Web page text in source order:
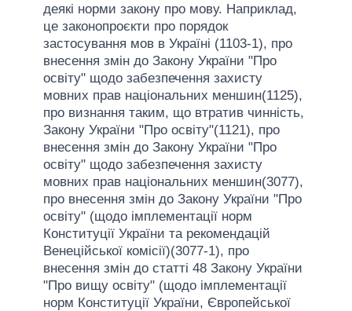
деякі норми закону про мову. Наприклад,
це законопроєкти про порядок
застосування мов в Україні (1103-1), про
внесення змін до Закону України "Про
освіту" щодо забезпечення захисту
мовних прав національних меншин(1125),
про визнання таким, що втратив чинність,
Закону України "Про освіту"(1121), про
внесення змін до Закону України "Про
освіту" щодо забезпечення захисту
мовних прав національних меншин(3077),
про внесення змін до Закону України "Про
освіту" (щодо імплементації норм
Конституції України та рекомендацій
Венеційської комісії)(3077-1), про
внесення змін до статті 48 Закону України
"Про вищу освіту" (щодо імплементації
норм Конституції України, Європейської